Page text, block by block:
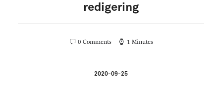
redigering
0 Comments 1 Minutes
2020-09-25